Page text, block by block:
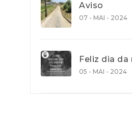
Aviso
07 - MAI - 2024
Feliz dia da
05 - MAI - 2024